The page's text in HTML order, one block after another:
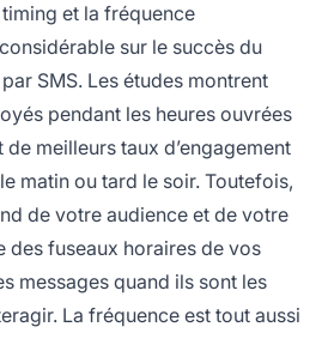
et la fréquence
sur le succès du
SMS. Les études montrent
pendant les heures ouvrées
meilleurs taux d’engagement
matin ou tard le soir. Toutefois,
de votre audience et de votre
des fuseaux horaires de vos
messages quand ils sont les
La fréquence est tout aussi